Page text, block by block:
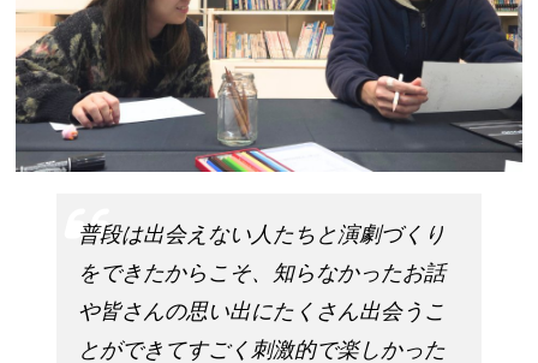
普段は出会えない人たちと演劇づくり
をできたからこそ、知らなかったお話
や皆さんの思い出にたくさん出会うこ
とができてすごく刺激的で楽しかった